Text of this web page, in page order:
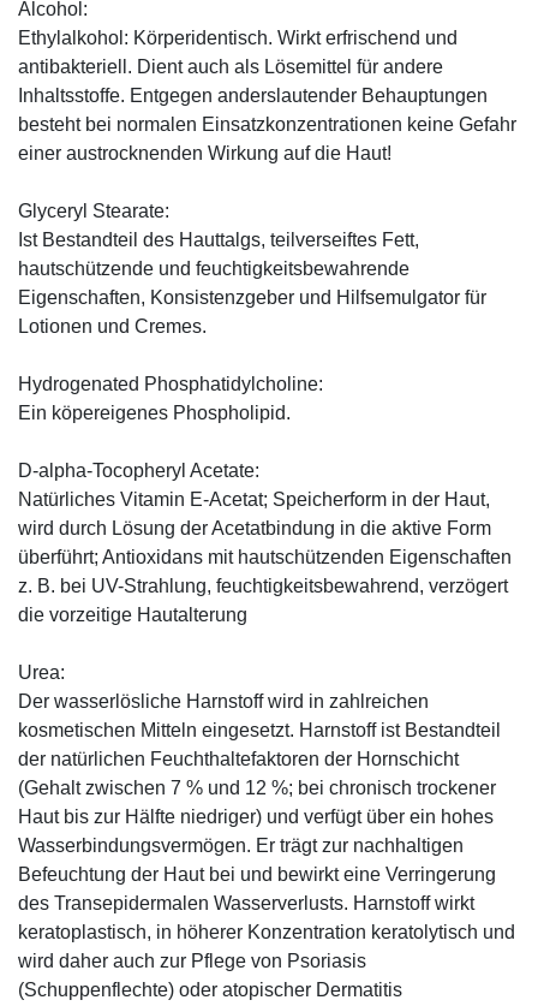
Alcohol:
Ethylalkohol: Körperidentisch. Wirkt erfrischend und
antibakteriell. Dient auch als Lösemittel für andere
Inhaltsstoffe. Entgegen anderslautender Behauptungen
besteht bei normalen Einsatzkonzentrationen keine Gefahr
einer austrocknenden Wirkung auf die Haut!
Glyceryl Stearate:
Ist Bestandteil des Hauttalgs, teilverseiftes Fett,
hautschützende und feuchtigkeitsbewahrende
Eigenschaften, Konsistenzgeber und Hilfsemulgator für
Lotionen und Cremes.
Hydrogenated Phosphatidylcholine:
Ein köpereigenes Phospholipid.
D-alpha-Tocopheryl Acetate:
Natürliches Vitamin E-Acetat; Speicherform in der Haut,
wird durch Lösung der Acetatbindung in die aktive Form
überführt; Antioxidans mit hautschützenden Eigenschaften
z. B. bei UV-Strahlung, feuchtigkeitsbewahrend, verzögert
die vorzeitige Hautalterung
Urea:
Der wasserlösliche Harnstoff wird in zahlreichen
kosmetischen Mitteln eingesetzt. Harnstoff ist Bestandteil
der natürlichen Feuchthaltefaktoren der Hornschicht
(Gehalt zwischen 7 % und 12 %; bei chronisch trockener
Haut bis zur Hälfte niedriger) und verfügt über ein hohes
Wasserbindungsvermögen. Er trägt zur nachhaltigen
Befeuchtung der Haut bei und bewirkt eine Verringerung
des Transepidermalen Wasserverlusts. Harnstoff wirkt
keratoplastisch, in höherer Konzentration keratolytisch und
wird daher auch zur Pflege von Psoriasis
(Schuppenflechte) oder atopischer Dermatitis